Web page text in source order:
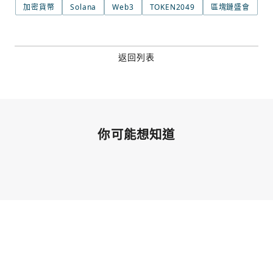
加密貨幣 Solana Web3 TOKEN2049 區塊鏈盛會
返回列表
你可能想知道